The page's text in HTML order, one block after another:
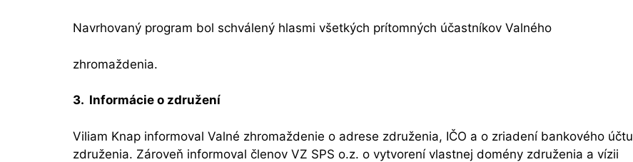
Navrhovaný program bol schválený hlasmi všetkých prítomných účastníkov Valného
zhromaždenia.
3. Informácie o združení
Viliam Knap informoval Valné zhromaždenie o adrese združenia, IČO a o zriadení bankového účtu
združenia. Zároveň informoval členov VZ SPS o.z. o vytvorení vlastnej domény združenia a vízii